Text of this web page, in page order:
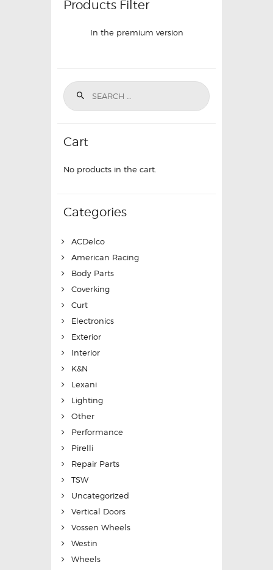
Products Filter
In the premium version
Cart
No products in the cart.
Categories
ACDelco
American Racing
Body Parts
Coverking
Curt
Electronics
Exterior
Interior
K&N
Lexani
Lighting
Other
Performance
Pirelli
Repair Parts
TSW
Uncategorized
Vertical Doors
Vossen Wheels
Westin
Wheels